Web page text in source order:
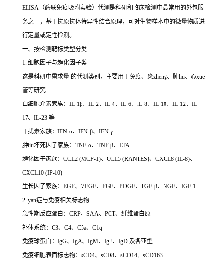
ELISA（酶联免疫吸附实验）代测是科研和临床检测中最常用的外包服
务之一，基于抗原抗体特异性结合原理，可对生物样本中的微量物质进
行定量或定性检测。
一、按检测靶标类型分类
1. 细胞因子与趋化因子类
这是科研中需求量 的代测类别，主要用于免疫、炎zheng、肿liu、心xue
管等研究
白细胞介素家族：IL-1β、IL-2、IL-4、IL-6、IL-8、IL-10、IL-12、IL-
17、IL-23 等
干扰素家族：IFN-α、IFN-β、IFN-γ
肿liu坏死因子家族：TNF-α、TNF-β、LTA
趋化因子家族：CCL2 (MCP-1)、CCL5 (RANTES)、CXCL8 (IL-8)、
CXCL10 (IP-10)
生长因子家族：EGF、VEGF、FGF、PDGF、TGF-β、NGF、IGF-1
2. yan症与免疫相关标志物
急性期反应蛋白：CRP、SAA、PCT、纤维蛋白原
补体系统：C3、C4、C5a、C1q
免疫球蛋白：IgG、IgA、IgM、IgE、IgD 及各亚型
免疫细胞表面标志物：sCD4、sCD8、sCD14、sCD163